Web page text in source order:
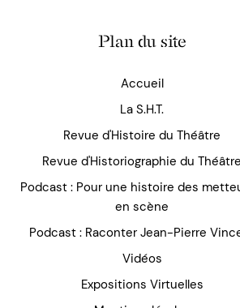
Plan du site
Accueil
La S.H.T.
Revue d'Histoire du Théâtre
Revue d'Historiographie du Théâtre
Podcast : Pour une histoire des
en scène
Podcast : Raconter Jean-Pierre
Vidéos
Expositions Virtuelles